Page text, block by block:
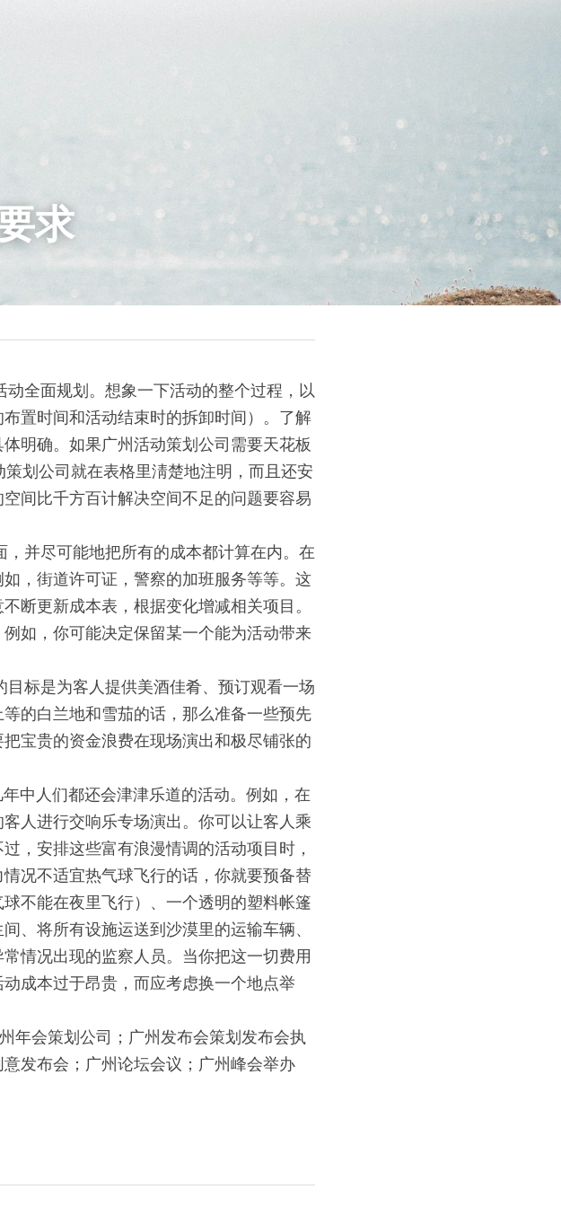
求
全面规划。想象一下活动的整个过程，以
置时间和活动结束时的拆卸时间）。了解
明确。如果广州活动策划公司需要天花板
划公司就在表格里淸楚地注明，而且还安
间比千方百计解决空间不足的问题要容易
并尽可能地把所有的成本都计算在内。在
，街道许可证，警察的加班服务等等。这
断更新成本表，根据变化增减相关项目。
如，你可能决定保留某一个能为活动带来
标是为客人提供美酒佳肴、预订观看一场
的白兰地和雪茄的话，那么准备一些预先
宝贵的资金浪费在现场演出和极尽铺张的
中人们都还会津津乐道的活动。例如，在
人进行交响乐专场演出。你可以让客人乘
，安排这些富有浪漫情调的活动项目时，
况不适宜热气球飞行的话，你就要预备替
不能在夜里飞行）、一个透明的塑料帐篷
、将所有设施运送到沙漠里的运输车辆、
情况出现的监察人员。当你把这一切费用
成本过于昂贵，而应考虑换一个地点举
年会策划公司；广州发布会策划发布会执
发布会；广州论坛会议；广州峰会举办